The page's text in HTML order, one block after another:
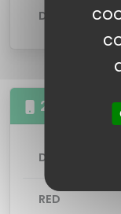
DETALLES DE
25GB
DETALLES DE
RED